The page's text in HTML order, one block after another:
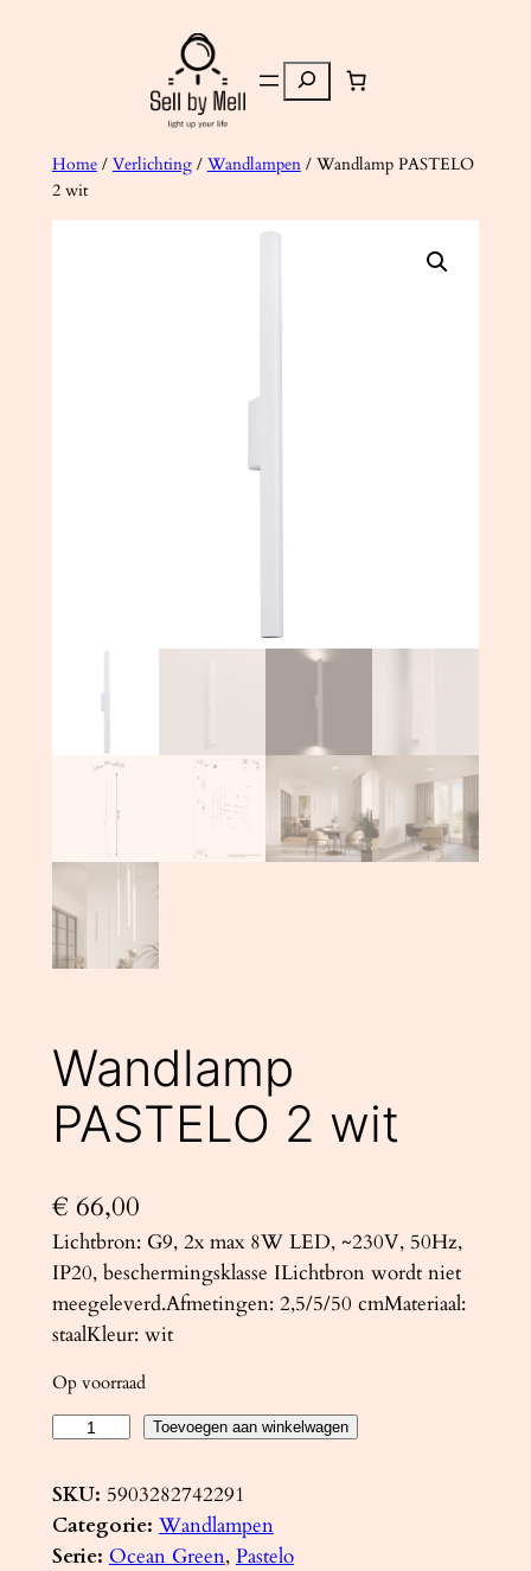
Zoeken
Home/ Verlichting/ Wandlampen/ Wandlamp PASTELO
2 wit
Wandlamp
PASTELO 2 wit
€ 66,00
Lichtbron: G9, 2x max 8W LED, ~230V, 50Hz,
IP20, beschermingsklasse ILichtbron wordt niet
meegeleverd.Afmetingen: 2,5/5/50 cmMateriaal:
staalKleur: wit
Op voorraad
n
d
l
Toevoegen aan winkelwagen
SKU: 5903282742291
Categorie: Wandlampen
Serie: Ocean Green, Pastelo